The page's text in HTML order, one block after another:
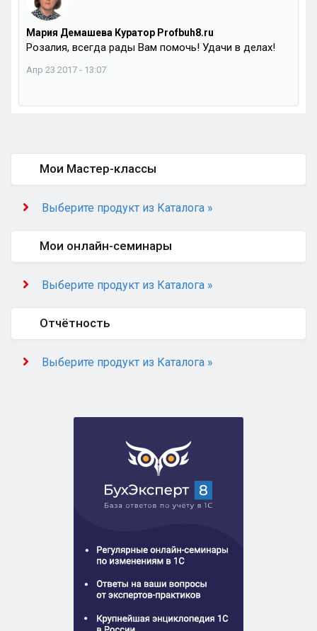
Мария Демашева Куратор Profbuh8.ru
Розалия, всегда рады Вам помочь! Удачи в делах!
Апр 23 2017 - 13:07
Мои Мастер-классы
Выберите продукт из Каталога »
Мои онлайн-семинары
Выберите продукт из Каталога »
Отчётность
Выберите продукт из Каталога »